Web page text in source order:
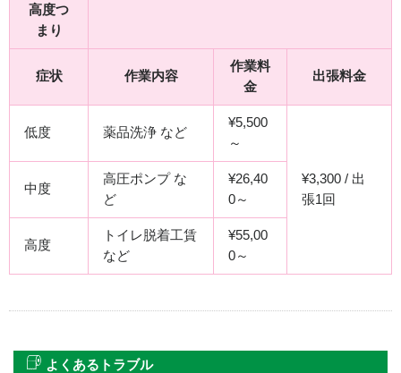
高度つ
まり
症状 作業内容
作業料
金
出張料金
低度 薬品洗浄 など
¥5,500
～
¥3,300 / 出
張1回
中度
高圧ポンプ な
ど
¥26,40
0～
高度
トイレ脱着工賃
など
¥55,00
0～
よくあるトラブル